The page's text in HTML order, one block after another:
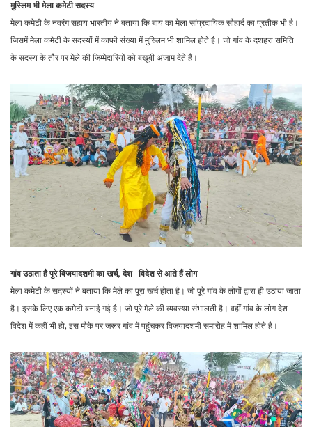
मुस्लिम भी मेला कमेटी सदस्य
मेला कमेटी के नवरंग सहाय भारतीय ने बताया कि बाय का मेला सांप्रदायिक सौहार्द का प्रतीक भी है।
जिसमें मेला कमेटी के सदस्यों में काफी संख्या में मुस्लिम भी शामिल होते है। जो गांव के दशहरा समिति
के सदस्य के तौर पर मेले की जिम्मेदारियों को बखूबी अंजाम देते हैं।
गांव उठाता है पुरे विजयादशमी का खर्च, देश- विदेश से आते हैं लोग
मेला कमेटी के सदस्यों ने बताया कि मेले का पूरा खर्च होता है। जो पूरे गांव के लोगों द्वारा ही उठाया जाता
है। इसके लिए एक कमेटी बनाई गई है। जो पूरे मेले की व्यवस्था संभालती है। वहीं गांव के लोग देश-
विदेश में कहीं भी हो, इस मौके पर जरूर गांव में पहुंचकर विजयादशमी समारोह में शामिल होते है।